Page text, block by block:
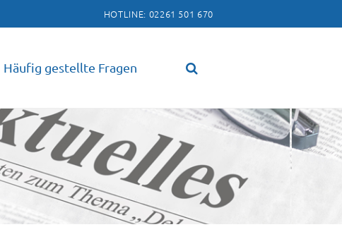
HOTLINE: 02261 501 670
Häufig gestellte Fragen